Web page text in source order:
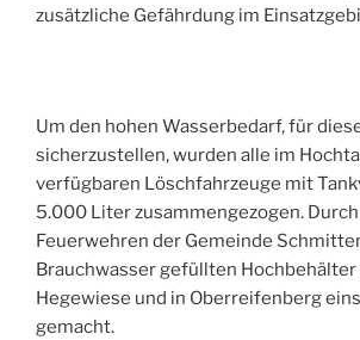
zusätzliche Gefährdung im
Um den hohen Wasserbedarf, für
sicherzustellen, wurden alle im
verfügbaren Löschfahrzeuge mit
5.000 Liter zusammengezogen.
Feuerwehren der Gemeinde
Brauchwasser gefüllten Hochbehälter
Hegewiese und in Oberreifenberg
gemacht.